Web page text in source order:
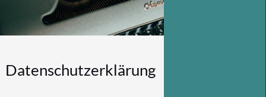
Datenschutzerklärung